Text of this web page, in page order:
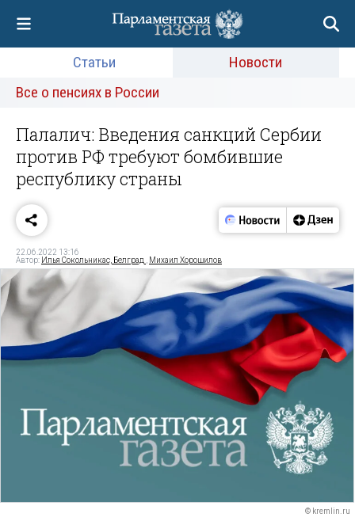
Статьи
Новости
Все о пенсиях в России
Палалич: Введения санкций Сербии
против РФ требуют бомбившие
республику страны
22.06.2022 13:16
Автор: Илья Сокольникас, Белград Михаил Хорошилов
© kremlin.ru